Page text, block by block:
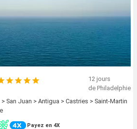
12 jours
de Philadelphie
San Juan > Antigua > Castries > Saint-Martin
Payez en 4X